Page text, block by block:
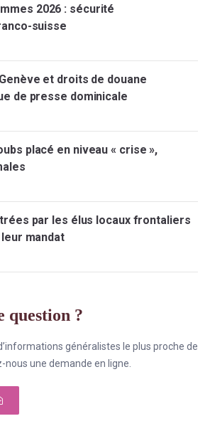
2026 : sécurité
suisse
et droits de douane
de presse dominicale
placé en niveau « crise »,
par les élus locaux frontaliers
mandat
question ?
généralistes le plus proche de
une demande en ligne.